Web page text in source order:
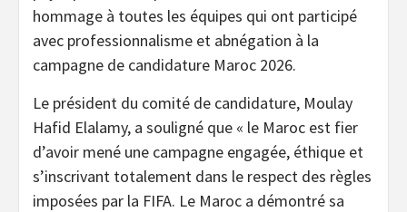
hommage à toutes les équipes qui ont participé
avec professionnalisme et abnégation à la
campagne de candidature Maroc 2026.
Le président du comité de candidature, Moulay
Hafid Elalamy, a souligné que « le Maroc est fier
d’avoir mené une campagne engagée, éthique et
s’inscrivant totalement dans le respect des règles
imposées par la FIFA. Le Maroc a démontré sa